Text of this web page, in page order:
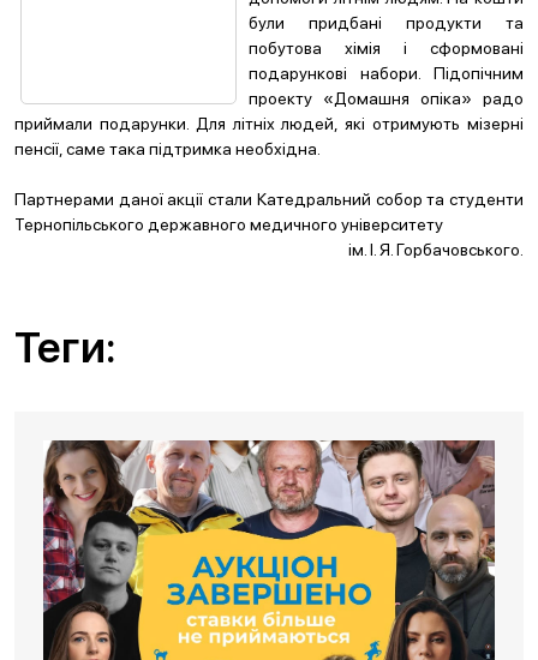
були придбані продукти та
побутова хімія і сформовані
подарункові набори. Підопічним
проекту «Домашня опіка» радо
приймали подарунки. Для літніх людей, які отримують мізерні
пенсії, саме така підтримка необхідна.
Партнерами даної акції стали Катедральний собор та студенти
Тернопільського державного медичного університету
ім. І. Я. Горбачовського.
Теги: